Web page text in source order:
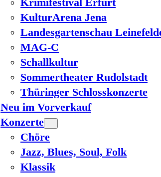
KulturArena Jena
Landesgartenschau
MAG-C
Schallkultur
Sommertheater Rudolstadt
Thüringer Schlosskonzerte
Neu im Vorverkauf
Konzerte
Chöre
Jazz, Blues, Soul, Folk
Klassik